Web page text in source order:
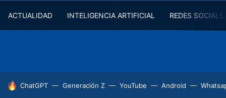
ACTUALIDAD INTELIGENCIA ARTIFICIAL REDES
HOY SE HABLA DE
ChatGPT Generación Z YouTube Android